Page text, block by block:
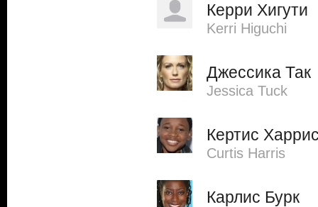
Керри Хигути
Kerri Higuchi
Джессика Так
Jessica Tuck
Кертис
Curtis Harris
Карлис Бурк